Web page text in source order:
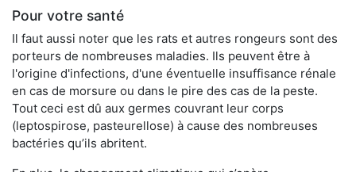
Pour votre santé
Il faut aussi noter que les rats et autres rongeurs sont des
porteurs de nombreuses maladies. Ils peuvent être à
l'origine d'infections, d'une éventuelle insuffisance rénale
en cas de morsure ou dans le pire des cas de la peste.
Tout ceci est dû aux germes couvrant leur corps
(leptospirose, pasteurellose) à cause des nombreuses
bactéries qu’ils abritent.